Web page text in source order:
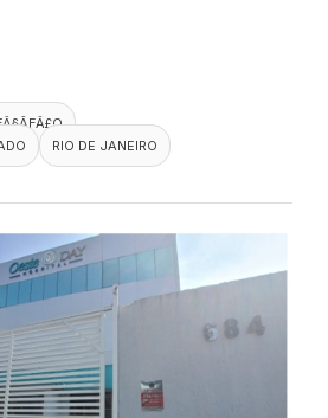
RIO DE JANEIRO